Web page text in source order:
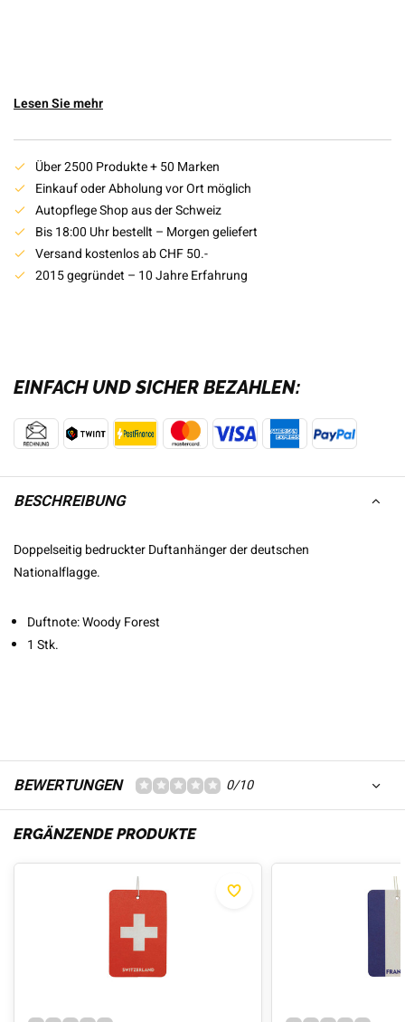
Lesen Sie mehr
Über 2500 Produkte + 50 Marken
Einkauf oder Abholung vor Ort möglich
Autopflege Shop aus der Schweiz
Bis 18:00 Uhr bestellt – Morgen geliefert
Versand kostenlos ab CHF 50.-
2015 gegründet – 10 Jahre Erfahrung
EINFACH UND SICHER BEZAHLEN:
BESCHREIBUNG
Doppelseitig bedruckter Duftanhänger der deutschen
Nationalflagge.
Duftnote: Woody Forest
1 Stk.
BEWERTUNGEN 0/10
ERGÄNZENDE PRODUKTE